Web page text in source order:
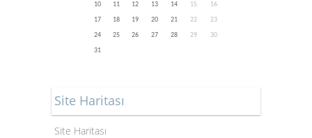
10
11 12 13 14 15
16
17
18 19 20 21 22
23
24
25 26 27 28 29
30
31
Site Haritası
Site Haritası